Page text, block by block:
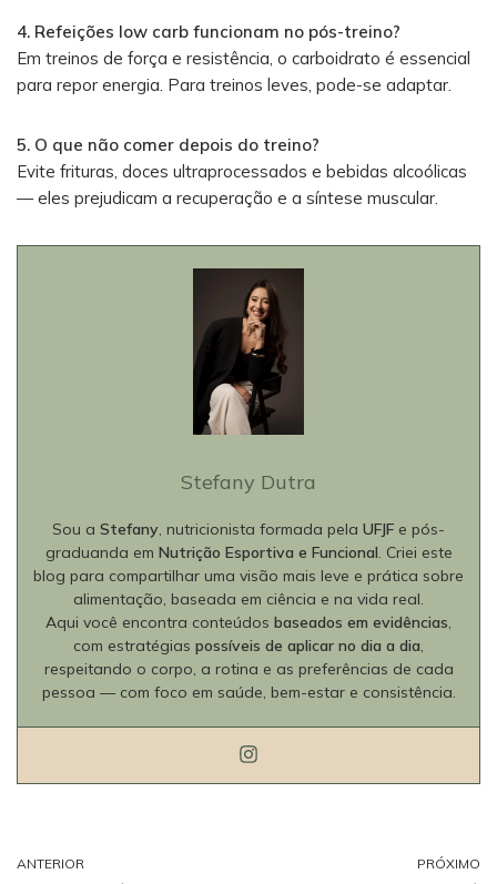
4. Refeições low carb funcionam no pós-treino?
Em treinos de força e resistência, o carboidrato é essencial
para repor energia. Para treinos leves, pode-se adaptar.
5. O que não comer depois do treino?
Evite frituras, doces ultraprocessados e bebidas alcoólicas
— eles prejudicam a recuperação e a síntese muscular.
Stefany Dutra
Sou a Stefany, nutricionista formada pela UFJF e pós-
graduanda em Nutrição Esportiva e Funcional. Criei este
blog para compartilhar uma visão mais leve e prática sobre
alimentação, baseada em ciência e na vida real.
Aqui você encontra conteúdos baseados em evidências,
com estratégias possíveis de aplicar no dia a dia,
respeitando o corpo, a rotina e as preferências de cada
pessoa — com foco em saúde, bem-estar e consistência.
ANTERIOR PRÓXIMO